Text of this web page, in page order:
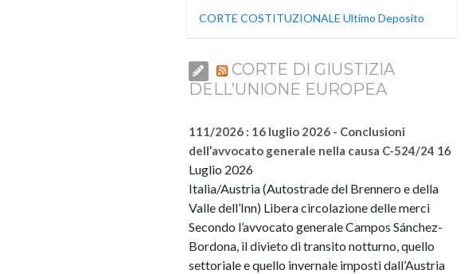
CORTE COSTITUZIONALE Ultimo Deposito
CORTE DI GIUSTIZIA
DELL’UNIONE EUROPEA
111/2026 : 16 luglio 2026 - Conclusioni
dell’avvocato generale nella causa C-524/24 16
Luglio 2026
Italia/Austria (Autostrade del Brennero e della
Valle dell’Inn) Libera circolazione delle merci
Secondo l’avvocato generale Campos Sánchez-
Bordona, il divieto di transito notturno, quello
settoriale e quello invernale imposti dall’Austria